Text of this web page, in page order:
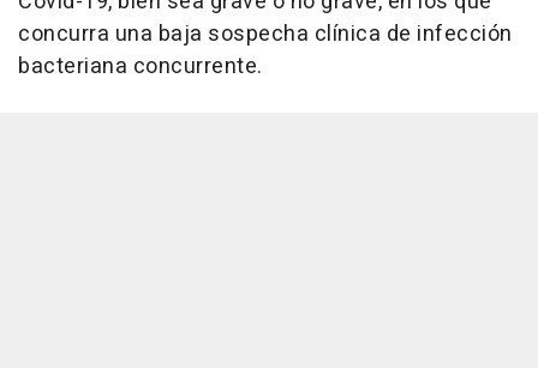
concurra una baja sospecha clínica de infección
bacteriana concurrente.